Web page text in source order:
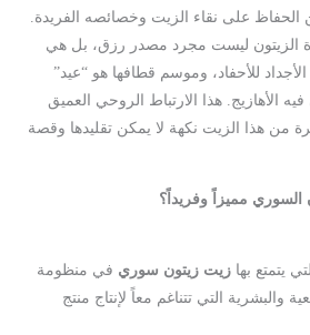
الحفاظ على نقاء الزيت وخصائصه الفريدة.
الزيتون ليست مجرد مصدر رزق، بل هي
للأحفاد، وموسم قطافها هو “عيد”
فيه الأهازيج. هذا الارتباط الروحي العميق
من هذا الزيت نكهة لا يمكن تقليدها وقصة
السوري مميزاً وفريداً؟
يتمتع بهازيت زيتون سوري في منظومة
والبشرية التي تتناغم معاً لإنتاج منتج